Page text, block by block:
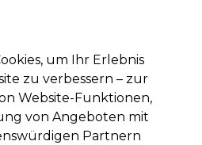
Anmelden
Elektrogeräte Saloneinrichtung
und Lieferzeiten
erfahren
um Ihr Erlebnis
zu verbessern – zur
Website-Funktionen,
von Angeboten mit
Partnern